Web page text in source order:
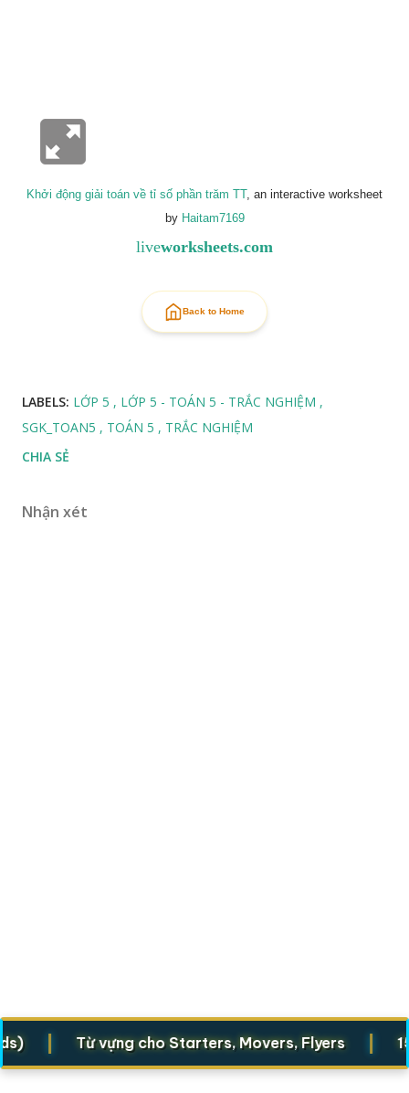
Khởi động giải toán về tỉ số phần trăm TT, an interactive worksheet
by Haitam7169
liveworksheets.com
Back to Home
LABELS: LỚP 5
LỚP 5 - TOÁN 5 - TRẮC NGHIỆM
SGK_TOAN5
TOÁN 5
TRẮC NGHIỆM
CHIA SẺ
Nhận xét
| Từ vựng cho Starters, Movers, Flyers | 1500